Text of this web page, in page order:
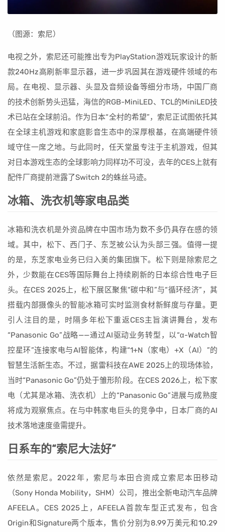
（图源：索尼）
电视之外，索尼还可能推出专为PlayStation游戏玩家设计的新
款240Hz高刷新率显示器，进一步巩固其在游戏硬件领域的布
局。在电视、显示器、头显及音频设备等细分市场，中国厂商
的技术创新势头迅猛，海信的RGB-MiniLED、TCL的MiniLED技
术已站在全球前沿。作为日本“全村的希望”，索尼正试图依托其
在全球主机游戏和家庭影音生态中的深厚根基，在高端硬件领
域守住一席之地。与此同时，任天堂虽专注于主机游戏，但其
对日本游戏生态的全球影响力同样功不可没，去年的CES上就有
配件厂商提前泄露了Switch 2的蛛丝马迹。
冰箱、洗衣机等家电品类
冰箱和洗衣机是外资品牌在中国市场为数不多仍具存在感的领
域。其中，松下、西门子、东芝被公认为头部三强。值得一提
的是，东芝家电业务已归入美的集团旗下。松下则是除索尼之
外，少数能在CES等国际舞台上持续刷新的日本综合性电子巨
头。在CES 2025上，松下展区聚焦“碳中和”与“循环经济”，其
搭载内部摄像头的智能冰箱可实时监测食材新鲜度与存量。更
引人注目的是，时隔多年松下重返CES主旨演讲舞台，发布
“Panasonic Go”战略——通过AI驱动业务转型，以“α-Watch智
控星环”连接家电与AI智能体，构建“1+N（家电）+X（AI）”的
智慧生活新生态。不过，据雷科技在AWE 2025上的现场体验，
当时“Panasonic Go”仍处于雏形阶段。在CES 2026上，松下家
电（尤其是冰箱、洗衣机）上的“Panasonic Go”进展与成熟度
将成为观察焦点。在与中韩家电巨头的竞争中，日本厂商的AI
技术落地速度亟需提升。
日系车的“索尼大法好”
依然是索尼。2022年，索尼与本田合资成立索尼本田移动
（Sony Honda Mobility，SHM）公司，推出全新电动汽车品牌
AFEELA。CES 2025上，AFEELA首款车型正式发布，包含
Origin和Signature两个版本，售价分别为8.99万美元和10.29